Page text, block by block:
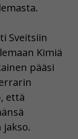
Sveitsiin
Kimiä
pääsi
että